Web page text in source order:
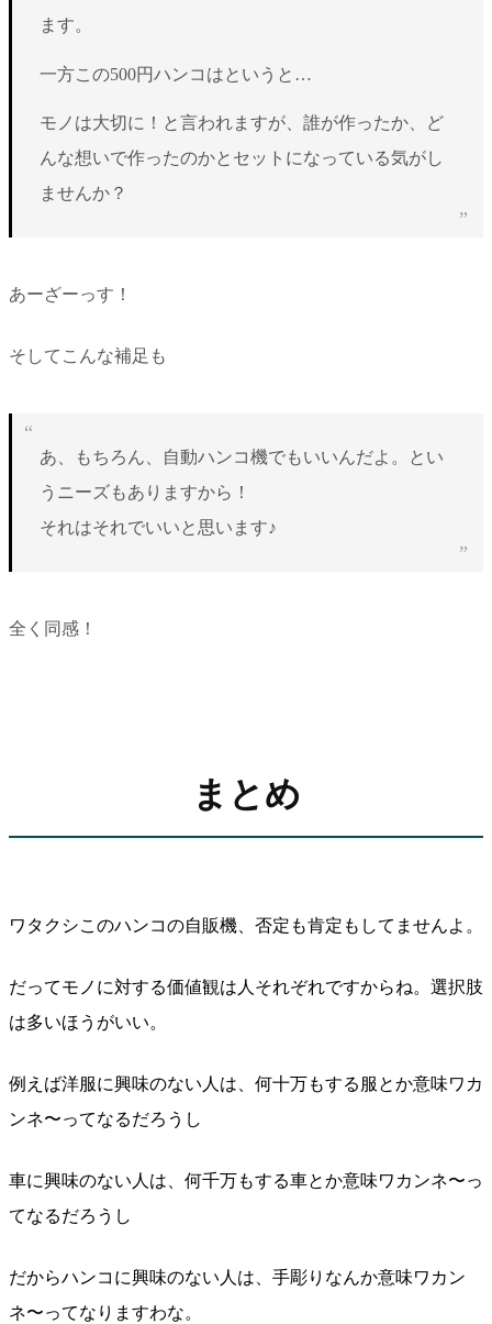
ます。
一方この500円ハンコはというと…
モノは大切に！と言われますが、誰が作ったか、ど
んな想いで作ったのかとセットになっている気がし
ませんか？
あーざーっす！
そしてこんな補足も
あ、もちろん、自動ハンコ機でもいいんだよ。とい
うニーズもありますから！
それはそれでいいと思います♪
全く同感！
まとめ
ワタクシこのハンコの自販機、否定も肯定もしてませんよ。
だってモノに対する価値観は人それぞれですからね。選択肢
は多いほうがいい。
例えば洋服に興味のない人は、何十万もする服とか意味ワカ
ンネ〜ってなるだろうし
車に興味のない人は、何千万もする車とか意味ワカンネ〜っ
てなるだろうし
だからハンコに興味のない人は、手彫りなんか意味ワカン
ネ〜ってなりますわな。